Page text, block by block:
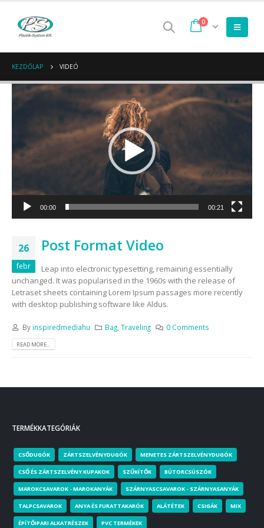
0
KEZDŐLAP VIDEÓ
Videólejátszó
00:00 00:21
26
febr
Post Format Video
Leap into electronic typesetting, remaining essentially
unchanged. It was popularised in the 1960s with the release of
Letraset sheets containing Lorem Ipsum passages more recently
with desktop publishing software like Aldus.
By inspiredmediahu Bag ,Traveling 0 Comments
READ MORE...
TERMÉKKATEGÓRIÁK
CSŐDUGÓK ZÁRTSZELVÉNYDUGÓK MENETES ZÁRTSZELVÉNYDUGÓK
CSŐ ÉS ZÁRTSZELVÉNY KUPAKOK SZŰKÍTŐK BÚTORCSÚSZÓK
MAROKCSAVAROK - MAROKANYÁK SZÁRNYASCSAVAROK - SZÁRNYASANYÁK
TALPCSAVAROK ANYA ÉS FURATTAKARÓK ALÁTÉTEK CSIGÁK MIX
ÉPÍTŐIPARI ALKATRÉSZEK PVC TERMÉKEK